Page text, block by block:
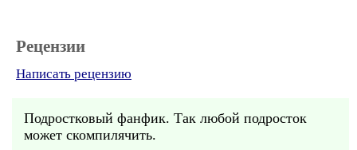
Рецензии
Написать рецензию
Подростковый фанфик. Так любой подросток
может скомпилячить.